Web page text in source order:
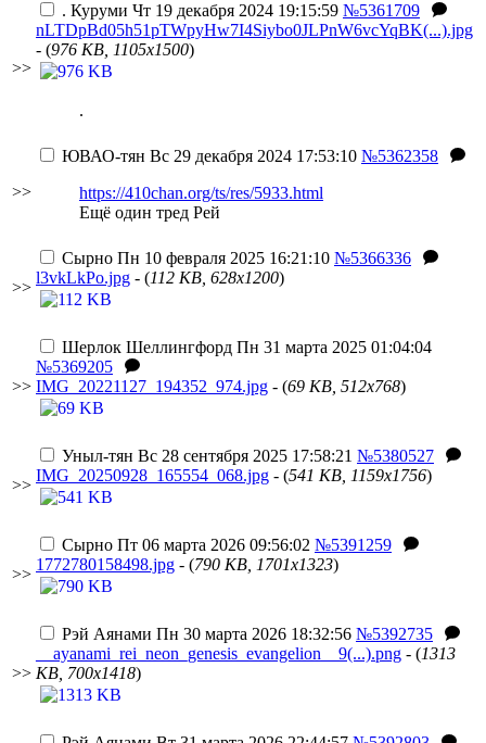
>>
. Куруми Чт 19 декабря 2024 19:15:59 №5361709
nLTDpBd05h51pTWpyHw7I4Siybo0JLPnW6vcYqBK(...).jpg
- (976 KB, 1105x1500)
.
>>
ЮВАО-тян Вс 29 декабря 2024 17:53:10 №5362358
https://410chan.org/ts/res/5933.html
Ещё один тред Рей
>>
Сырно Пн 10 февраля 2025 16:21:10 №5366336
l3vkLkPo.jpg - (112 KB, 628x1200)
>>
Шерлок Шеллингфорд Пн 31 марта 2025 01:04:04
№5369205
IMG_20221127_194352_974.jpg - (69 KB, 512x768)
>>
Уныл-тян Вс 28 сентября 2025 17:58:21 №5380527
IMG_20250928_165554_068.jpg - (541 KB, 1159x1756)
>>
Сырно Пт 06 марта 2026 09:56:02 №5391259
1772780158498.jpg - (790 KB, 1701x1323)
>>
Рэй Аянами Пн 30 марта 2026 18:32:56 №5392735
__ayanami_rei_neon_genesis_evangelion__9(...).png - (1313
KB, 700x1418)